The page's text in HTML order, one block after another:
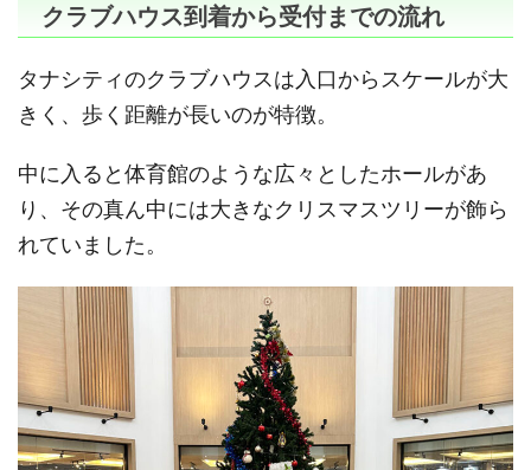
クラブハウス到着から受付までの流れ
タナシティのクラブハウスは入口からスケールが大
きく、歩く距離が長いのが特徴。
中に入ると体育館のような広々としたホールがあ
り、その真ん中には大きなクリスマスツリーが飾ら
れていました。